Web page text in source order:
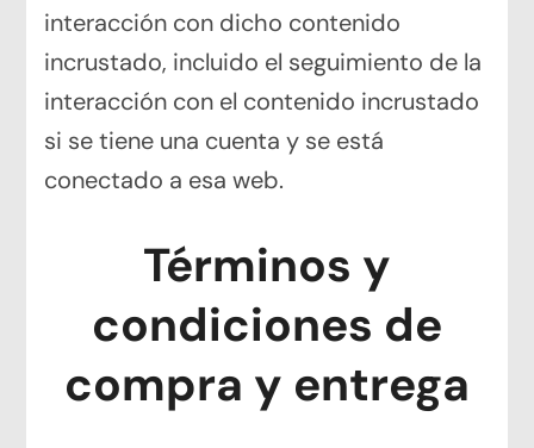
interacción con dicho contenido
incrustado, incluido el seguimiento de la
interacción con el contenido incrustado
si se tiene una cuenta y se está
conectado a esa web.
Términos y
condiciones de
compra y entrega